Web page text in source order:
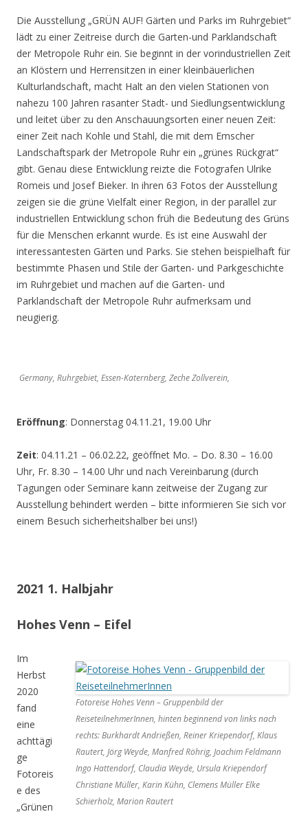
Die Ausstellung „GRÜN AUF! Gärten und Parks im Ruhrgebiet“
lädt zu einer Zeitreise durch die Garten-und Parklandschaft
der Metropole Ruhr ein. Sie beginnt in der vorindustriellen Zeit
an Klöstern und Herrensitzen in einer kleinbäuerlichen
Kulturlandschaft, macht Halt an den vielen Stationen von
nahezu 100 Jahren rasanter Stadt- und Siedlungsentwicklung
und leitet über zu den Anschauungsorten einer neuen Zeit:
einer Zeit nach Kohle und Stahl, die mit dem Emscher
Landschaftspark der Metropole Ruhr ein „grünes Rückgrat“
gibt. Genau diese Entwicklung reizte die Fotografen Ulrike
Romeis und Josef Bieker. In ihren 63 Fotos der Ausstellung
zeigen sie die grüne Vielfalt einer Region, in der parallel zur
industriellen Entwicklung schon früh die Bedeutung des Grüns
für die Menschen erkannt wurde. Es ist eine Auswahl der
interessantesten Gärten und Parks. Sie stehen beispielhaft für
bestimmte Phasen und Stile der Garten- und Parkgeschichte
im Ruhrgebiet und machen auf die Garten- und
Parklandschaft der Metropole Ruhr aufmerksam und
neugierig.
Germany, Ruhrgebiet, Essen-Katernberg, Zeche Zollverein,
Eröffnung: Donnerstag 04.11.21, 19.00 Uhr
Zeit: 04.11.21 – 06.02.22, geöffnet Mo. – Do. 8.30 – 16.00
Uhr, Fr. 8.30 – 14.00 Uhr und nach Vereinbarung (durch
Tagungen oder Seminare kann zeitweise der Zugang zur
Ausstellung behindert werden – bitte informieren Sie sich vor
einem Besuch sicherheitshalber bei uns!)
2021 1. Halbjahr
Hohes Venn – Eifel
Fotoreise Hohes Venn – Gruppenbild der
ReiseteilnehmerInnen, hinten beginnend von links nach
rechts: Burkhardt Andrießen, Reiner Kriependorf, Klaus
Rautert, Jörg Weyde, Manfred Röhrig, Joachim Feldmann
Ingo Hattendorf, Claudia Weyde, Ursula Kriependorf
Christiane Müller, Karin Kühn, Clemens Müller Elke
Schierholz, Marion Rautert
Im
Herbst
2020
fand
eine
achttägi
ge
Fotoreis
e des
„Grünen